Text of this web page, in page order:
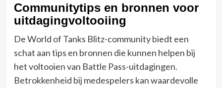
Communitytips en bronnen voor
uitdagingvoltooiing
De World of Tanks Blitz-community biedt een
schat aan tips en bronnen die kunnen helpen bij
het voltooien van Battle Pass-uitdagingen.
Betrokkenheid bij medespelers kan waardevolle